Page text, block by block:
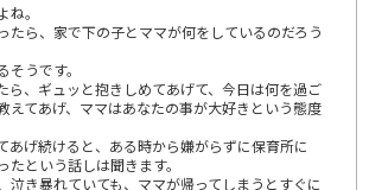
ね。
たら、家で下の子とママが何をしているのだろう
そうです。
ら、ギュッと抱きしめてあげて、今日は何を過ご
えてあげ、ママはあなたの事が大好きという態度
あげ続けると、ある時から嫌がらずに保育所に
たという話しは聞きます。
泣き暴れていても、ママが帰ってしまうとすぐに